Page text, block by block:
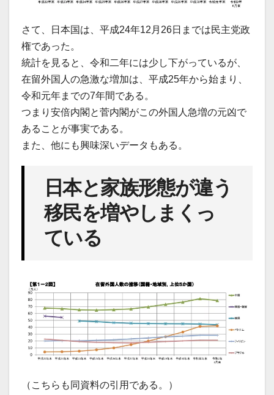
さて、日本国は、平成24年12月26日までは民主党政
権であった。
統計を見ると、令和二年には少し下がっているが、
在留外国人の急激な増加は、平成25年から始まり、
令和元年までの7年間である。
つまり安倍内閣と菅内閣がこの外国人急増の元凶で
あることが事実である。
また、他にも興味深いデータもある。
日本と家族形態が違う
移民を増やしまくっ
ている
（こちらも同資料の引用である。）